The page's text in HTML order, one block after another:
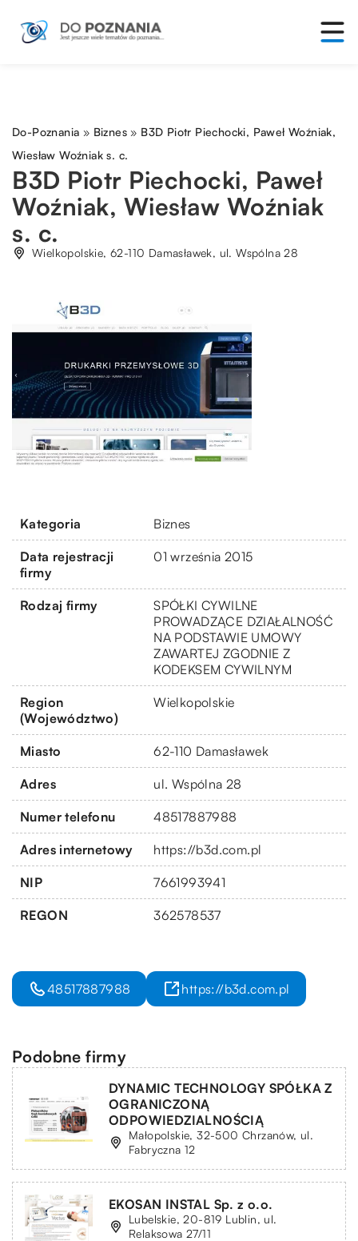
Do-Poznania » Biznes » B3D Piotr Piechocki, Paweł Woźniak,
Wiesław Woźniak s. c.
B3D Piotr Piechocki, Paweł
Woźniak, Wiesław Woźniak
s. c.
Wielkopolskie, 62-110 Damasławek, ul. Wspólna 28
Kategoria Biznes
Data rejestracji
firmy
01 września 2015
Rodzaj firmy
SPÓŁKI CYWILNE
PROWADZĄCE DZIAŁALNOŚĆ
NA PODSTAWIE UMOWY
ZAWARTEJ ZGODNIE Z
KODEKSEM CYWILNYM
Region
(Województwo)
Wielkopolskie
Miasto 62-110 Damasławek
Adres ul. Wspólna 28
Numer telefonu 48517887988
Adres internetowy https://b3d.com.pl
NIP 7661993941
REGON 362578537
48517887988 https://b3d.com.pl
Podobne firmy
DYNAMIC TECHNOLOGY SPÓŁKA Z
OGRANICZONĄ
ODPOWIEDZIALNOŚCIĄ
Małopolskie, 32-500 Chrzanów, ul.
Fabryczna 12
EKOSAN INSTAL Sp. z o.o.
Lubelskie, 20-819 Lublin, ul.
Relaksowa 27/11